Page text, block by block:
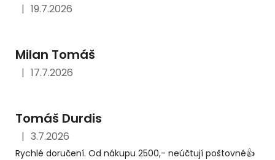
Hodnocení obchodu je 5 z 5 hvězdiček.
| 19.7.2026
Milan Tomáš
Hodnocení obchodu je 5 z 5 hvězdiček.
| 17.7.2026
Tomáš Durdis
Hodnocení obchodu je 5 z 5 hvězdiček.
| 3.7.2026
Rychlé doručení. Od nákupu 2500,- neúčtují poštovné👍